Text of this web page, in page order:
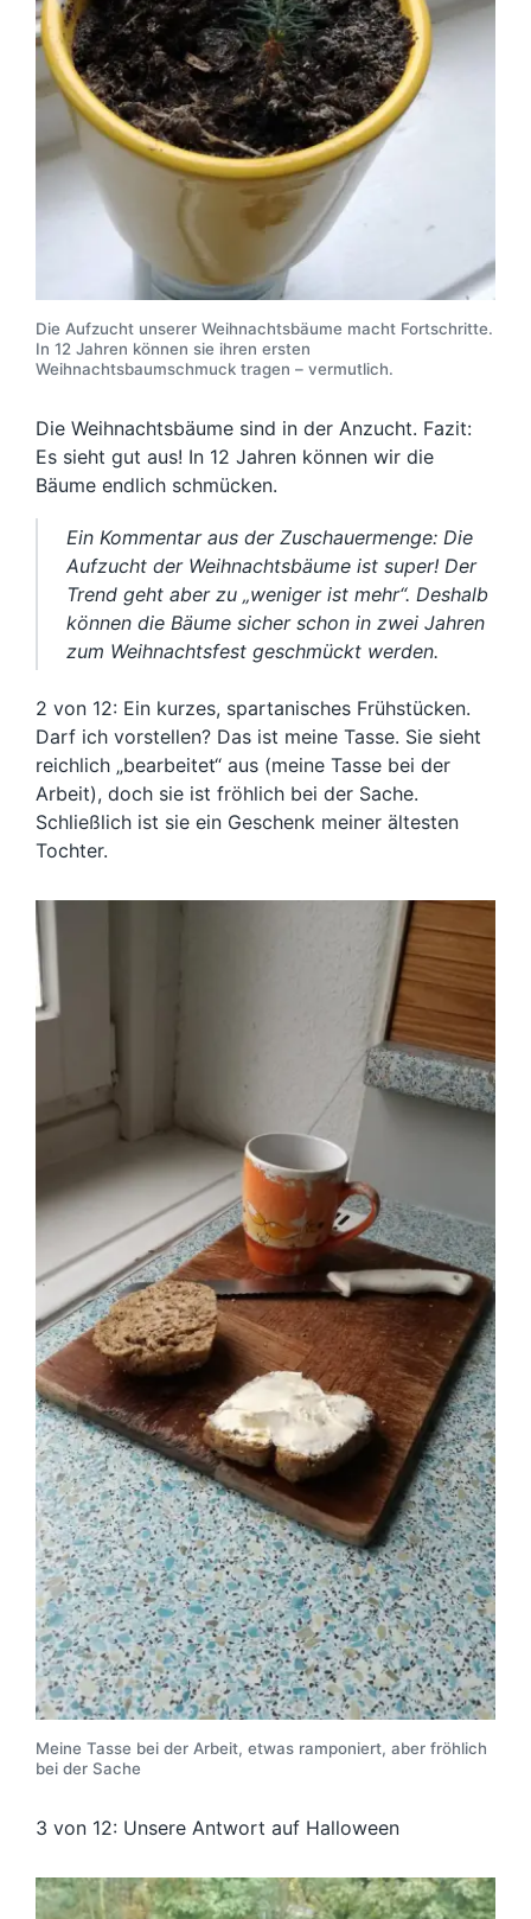
Die Aufzucht unserer Weihnachtsbäume macht Fortschritte.
In 12 Jahren können sie ihren ersten
Weihnachtsbaumschmuck tragen – vermutlich.
Die Weihnachtsbäume sind in der Anzucht. Fazit:
Es sieht gut aus! In 12 Jahren können wir die
Bäume endlich schmücken.
Ein Kommentar aus der Zuschauermenge: Die
Aufzucht der Weihnachtsbäume ist super! Der
Trend geht aber zu „weniger ist mehr“. Deshalb
können die Bäume sicher schon in zwei Jahren
zum Weihnachtsfest geschmückt werden.
2 von 12: Ein kurzes, spartanisches Frühstücken.
Darf ich vorstellen? Das ist meine Tasse. Sie sieht
reichlich „bearbeitet“ aus (meine Tasse bei der
Arbeit), doch sie ist fröhlich bei der Sache.
Schließlich ist sie ein Geschenk meiner ältesten
Tochter.
Meine Tasse bei der Arbeit, etwas ramponiert, aber fröhlich
bei der Sache
3 von 12: Unsere Antwort auf Halloween